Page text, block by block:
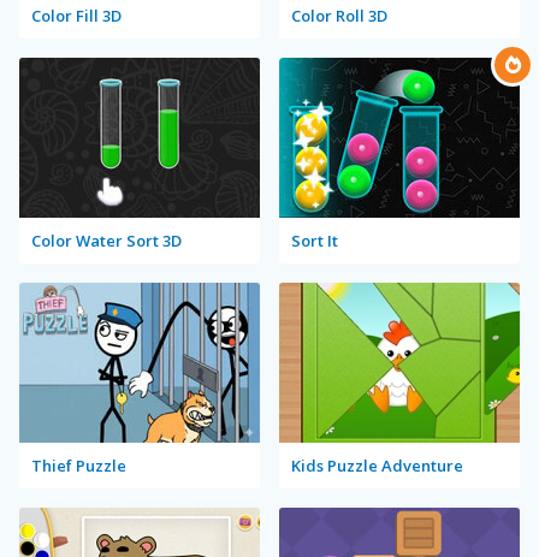
Color Fill 3D Color Roll 3D
Color Water Sort 3D Sort It
Thief Puzzle Kids Puzzle Adventure